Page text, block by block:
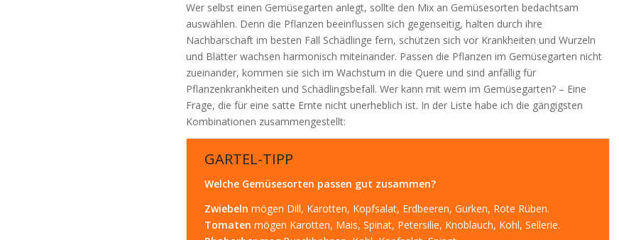
Wer selbst einen Gemüsegarten anlegt, sollte den Mix an Gemüsesorten bedachtsam
auswählen. Denn die Pflanzen beeinflussen sich gegenseitig, halten durch ihre
Nachbarschaft im besten Fall Schädlinge fern, schützen sich vor Krankheiten und Wurzeln
und Blätter wachsen harmonisch miteinander. Passen die Pflanzen im Gemüsegarten nicht
zueinander, kommen sie sich im Wachstum in die Quere und sind anfällig für
Pflanzenkrankheiten und Schädlingsbefall. Wer kann mit wem im Gemüsegarten? – Eine
Frage, die für eine satte Ernte nicht unerheblich ist. In der Liste habe ich die gängigsten
Kombinationen zusammengestellt:
GARTEL-TIPP
Welche Gemüsesorten passen gut zusammen?
Zwiebeln mögen Dill, Karotten, Kopfsalat, Erdbeeren, Gurken, Rote Rüben.
Tomaten mögen Karotten, Mais, Spinat, Petersilie, Knoblauch, Kohl, Sellerie.